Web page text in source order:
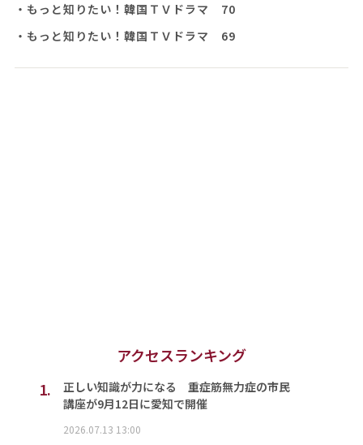
・もっと知りたい！韓国ＴＶドラマ 70
・もっと知りたい！韓国ＴＶドラマ 69
アクセスランキング
1.
正しい知識が力になる 重症筋無力症の市民
講座が9月12日に愛知で開催
2026.07.13 13:00